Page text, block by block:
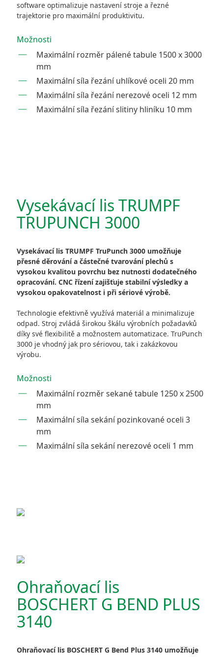
software optimalizuje nastavení stroje a řezné
trajektorie pro maximální produktivitu.
Možnosti
Maximální rozměr pálené tabule 1500 x 3000
mm
Maximální síla řezání uhlíkové oceli 20 mm
Maximální síla řezání nerezové oceli 12 mm
Maximální síla řezání slitiny hliníku 10 mm
Vysekávací lis TRUMPF
TRUPUNCH 3000
Vysekávací lis TRUMPF TruPunch 3000 umožňuje
přesné děrování a částečné tvarování plechů s
vysokou kvalitou povrchu bez nutnosti dodatečného
opracování. CNC řízení zajišťuje stabilní výsledky a
vysokou opakovatelnost i při sériové výrobě.
Technologie efektivně využívá materiál a minimalizuje
odpad. Stroj zvládá širokou škálu výrobních požadavků
díky své flexibilitě a možnostem automatizace. TruPunch
3000 je vhodný jak pro sériovou, tak i zakázkovou
výrobu.
Možnosti
Maximální rozměr sekané tabule 1250 x 2500
mm
Maximální síla sekání pozinkované oceli 3
mm
Maximální síla sekání nerezové oceli 1 mm
Ohraňovací lis
BOSCHERT G BEND PLUS
3140
Ohraňovací lis BOSCHERT G Bend Plus 3140 umožňuje